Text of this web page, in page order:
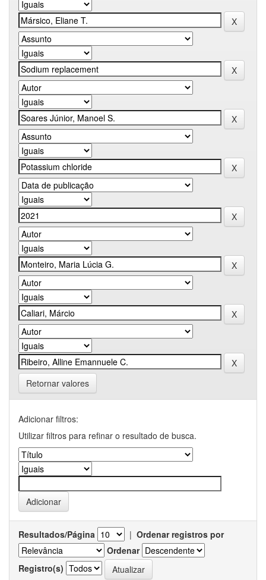
Retornar valores
Adicionar filtros:
Utilizar filtros para refinar o resultado de busca.
Resultados/Página | Ordenar registros por
Ordenar
Registro(s)